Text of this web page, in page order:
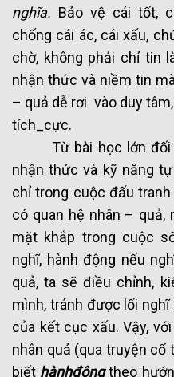
nghĩa. Bảo vệ cái tốt,
chống cái ác, cái xấu,
chờ, không phải chỉ tin
nhận thức và niềm tin
– quả dễ rơi vào duy
tích_cực.
Từ bài học lớn đối
nhận thức và kỹ năng
chỉ trong cuộc đấu
có quan hệ nhân – quả,
mặt khắp trong cuộc
nghĩ, hành động nếu
quả, ta sẽ điều chỉnh,
mình, tránh được lối
của kết cục xấu. Vậy,
nhân quả (qua truyện cổ
biết hànhđộngtheo